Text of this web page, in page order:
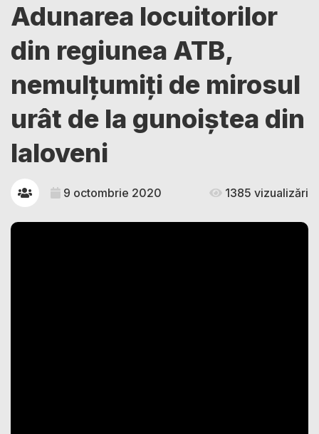
Adunarea locuitorilor
din regiunea ATB,
nemulțumiți de mirosul
urât de la gunoiştea din
Ialoveni
9 octombrie 2020 1385 vizualizări